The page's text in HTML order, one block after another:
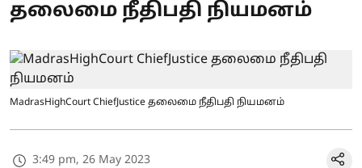
தலைமை நீதிபதி நியமனம்
MadrasHighCourt ChiefJustice தலைமை நீதிபதி நியமனம்
3:49 pm, 26 May 2023